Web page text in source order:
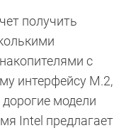
получить
с
интерфейсу M.2,
модели
Intel предлагает